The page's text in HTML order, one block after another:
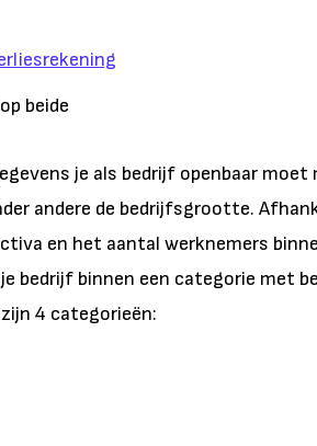
beide
je als bedrijf openbaar moet
andere de bedrijfsgrootte.
en het aantal werknemers
bedrijf binnen een categorie met
4 categorieën: